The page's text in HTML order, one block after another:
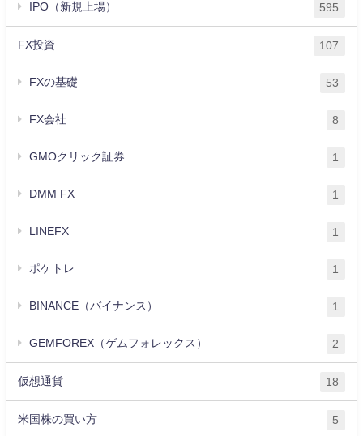
IPO（新規上場） 595
FX投資 107
FXの基礎 53
FX会社 8
GMOクリック証券 1
DMM FX 1
LINEFX 1
ポケトレ 1
BINANCE（バイナンス） 1
GEMFOREX（ゲムフォレックス） 2
仮想通貨 18
米国株の買い方 5